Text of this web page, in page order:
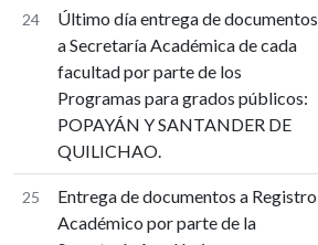
24
Último día entrega de documentos
a Secretaría Académica de cada
facultad por parte de los
Programas para grados públicos:
POPAYÁN Y SANTANDER DE
QUILICHAO.
25
Entrega de documentos a Registro
Académico por parte de la